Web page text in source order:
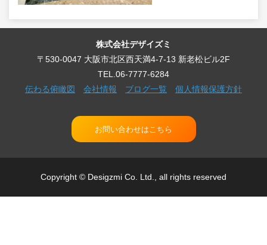
株式会社デザイズミ
〒530-0047 大阪市北区西天満4-7-13 新老松ビル2F
TEL.06-7777-6284
伝わる俯瞰図
会社情報 ブログ一覧 個人情報保護方針
お問い合わせはこちら
Copyright © Desigzmi Co. Ltd., all rights reserved